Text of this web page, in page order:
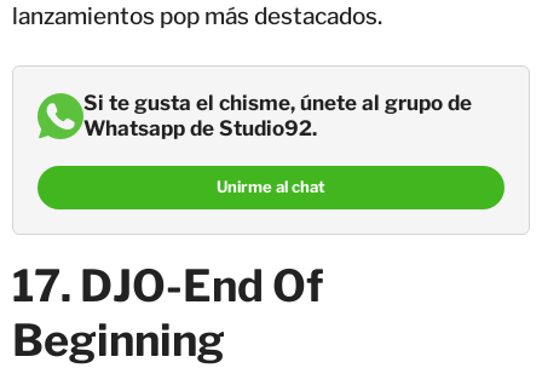
lanzamientos pop más destacados.
Si te gusta el chisme, únete al grupo de
Whatsapp de Studio92.
Unirme al chat
17. DJO-End Of
Beginning